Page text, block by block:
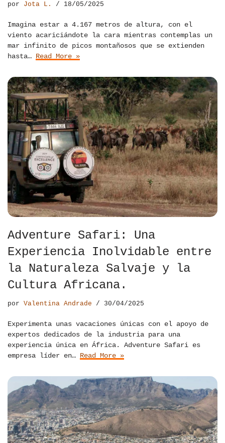
por Jota L. 18/05/2025
Imagina estar a 4.167 metros de altura, con el
viento acariciándote la cara mientras contemplas un
mar infinito de picos montañosos que se extienden
hasta… Read More »
Adventure Safari: Una
Experiencia Inolvidable entre
la Naturaleza Salvaje y la
Cultura Africana.
por Valentina Andrade 30/04/2025
Experimenta unas vacaciones únicas con el apoyo de
expertos dedicados de la industria para una
experiencia única en África. Adventure Safari es
empresa líder en… Read More »